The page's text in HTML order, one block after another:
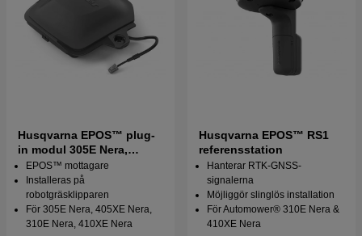
Husqvarna EPOS™ plug-
in modul 305E Nera,
405XE Nera, 310E Nera,
410XE Nera
EPOS™ mottagare
Installeras på
robotgräsklipparen
För 305E Nera, 405XE Nera,
310E Nera, 410XE Nera
Husqvarna EPOS™ RS1
referensstation
Hanterar RTK-GNSS-
signalerna
Möjliggör slinglös installation
För Automower® 310E Nera &
410XE Nera